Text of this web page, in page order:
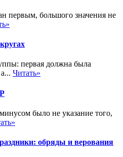
первым, большого значения не
первая должна была
Читать»
было не указание того,
обряды и верования